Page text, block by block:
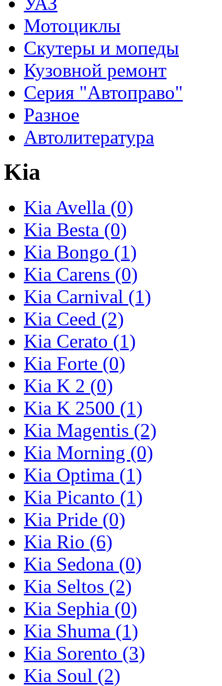
Мотоциклы
Скутеры и мопеды
Кузовной ремонт
Серия "Автоправо"
Разное
Автолитература
Kia
Kia Avella (0)
Kia Besta (0)
Kia Bongo (1)
Kia Carens (0)
Kia Carnival (1)
Kia Ceed (2)
Kia Cerato (1)
Kia Forte (0)
Kia K 2 (0)
Kia K 2500 (1)
Kia Magentis (2)
Kia Morning (0)
Kia Optima (1)
Kia Picanto (1)
Kia Pride (0)
Kia Rio (6)
Kia Sedona (0)
Kia Seltos (2)
Kia Sephia (0)
Kia Shuma (1)
Kia Sorento (3)
Kia Soul (2)